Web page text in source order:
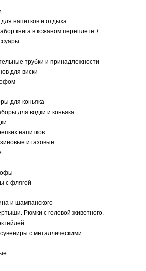
напитков и отдыха
книга в кожаном переплете +
трубки и принадлежности
для виски
для коньяка
для водки и коньяка
напитков
и газовые
с флягой
и шампанского
Рюмки с головой животного.
с металлическими